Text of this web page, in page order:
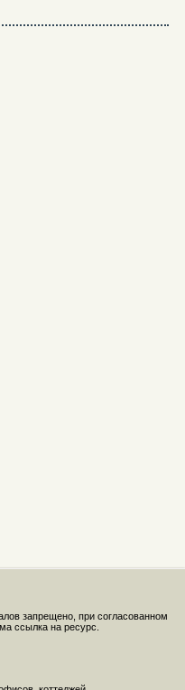
запрещено, при согласованном
ссылка на ресурс.